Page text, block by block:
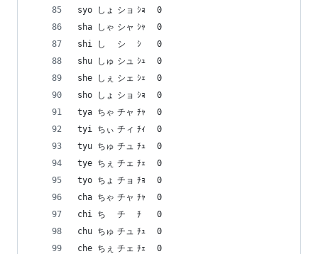
syo	しょ	ショ	ｼｮ	0
sha	しゃ	シャ	ｼｬ	0
shi	し	シ	ｼ	0
shu	しゅ	シュ	ｼｭ	0
she	しぇ	シェ	ｼｪ	0
sho	しょ	ショ	ｼｮ	0
tya	ちゃ	チャ	ﾁｬ	0
tyi	ちぃ	チィ	ﾁｨ	0
tyu	ちゅ	チュ	ﾁｭ	0
tye	ちぇ	チェ	ﾁｪ	0
tyo	ちょ	チョ	ﾁｮ	0
cha	ちゃ	チャ	ﾁｬ	0
chi	ち	チ	ﾁ	0
chu	ちゅ	チュ	ﾁｭ	0
che	ちぇ	チェ	ﾁｪ	0